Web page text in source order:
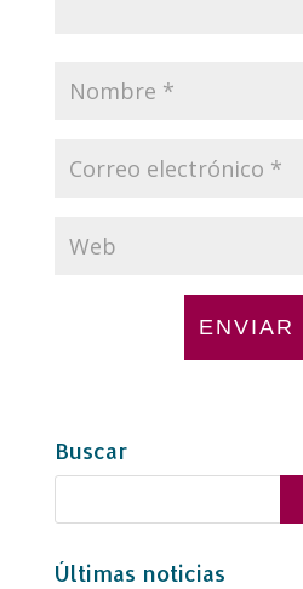
Buscar
Últimas noticias